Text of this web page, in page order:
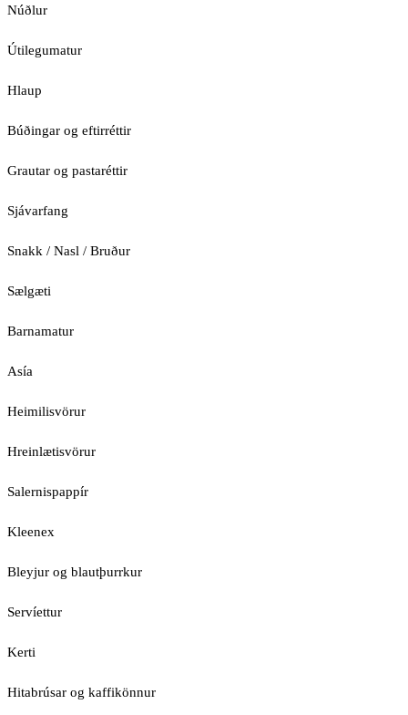
Núðlur
Útilegumatur
Hlaup
Búðingar og eftirréttir
Grautar og pastaréttir
Sjávarfang
Snakk / Nasl / Bruður
Sælgæti
Barnamatur
Asía
Heimilisvörur
Hreinlætisvörur
Salernispappír
Kleenex
Bleyjur og blautþurrkur
Servíettur
Kerti
Hitabrúsar og kaffikönnur